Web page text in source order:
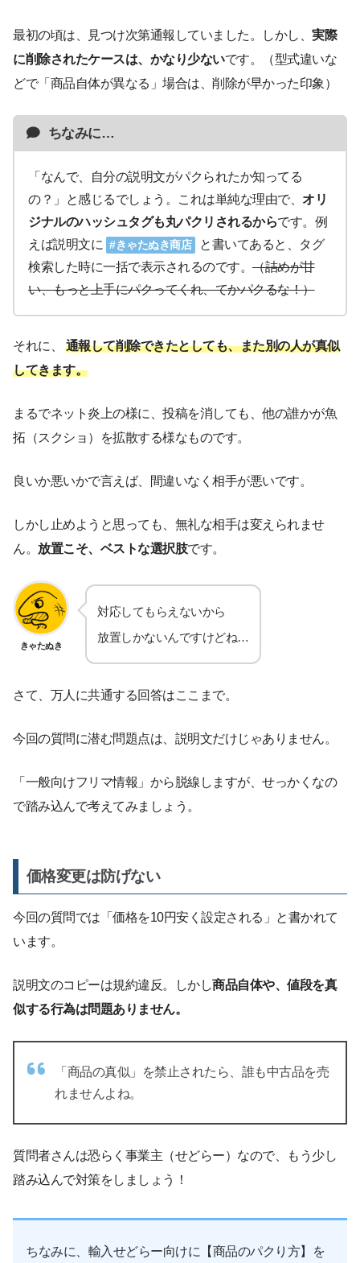
最初の頃は、見つけ次第通報していました。しかし、 実際
に削除されたケースは、かなり少ないです。（型式違いな
どで「商品自体が異なる」場合は、削除が早かった印象）
ちなみに…
「なんで、自分の説明文がパクられたか知ってる
の？」と感じるでしょう。これは単純な理由で、 オリ
ジナルのハッシュタグも丸パクリされるからです。例
えば説明文に
#きゃたぬき商店
と書いてあると、タグ
検索した時に一括で表示されるのです。（詰めが甘
い、もっと上手にパクってくれ、てかパクるな！）
それに、 通報して削除できたとしても、また別の人が真似
してきます。
まるでネット炎上の様に、投稿を消しても、他の誰かが魚
拓（スクショ）を拡散する様なものです。
良いか悪いかで言えば、間違いなく相手が悪いです。
しかし止めようと思っても、無礼な相手は変えられませ
ん。 放置こそ、ベストな選択肢です。
きゃたぬき
対応してもらえないから
放置しかないんですけどね…
さて、万人に共通する回答はここまで。
今回の質問に潜む問題点は、説明文だけじゃありません。
「一般向けフリマ情報」から脱線しますが、せっかくなの
で踏み込んで考えてみましょう。
価格変更は防げない
今回の質問では「価格を10円安く設定される」と書かれて
います。
説明文のコピーは規約違反。しかし商品自体や、値段を真
似する行為は問題ありません。
「商品の真似」を禁止されたら、誰も中古品を売
れませんよね。
質問者さんは恐らく事業主（せどらー）なので、もう少し
踏み込んで対策をしましょう！
ちなみに、輸入せどらー向けに【商品のパクり方】を